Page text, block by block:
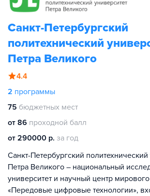
Санкт-Петербургский
политехнический
Петра Великого
4.4
2 программы
75 бюджетных мест
от 86 проходной балл
от 290000 р. за год
Санкт-Петербургский политехнический
Петра Великого – национальный
университет и научный центр
«Передовые цифровые технологии»,